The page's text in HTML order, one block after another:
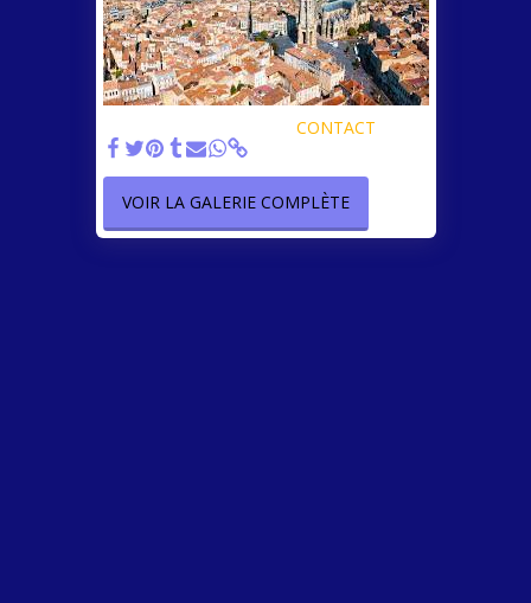
CONTACT
VOIR LA GALERIE COMPLÈTE